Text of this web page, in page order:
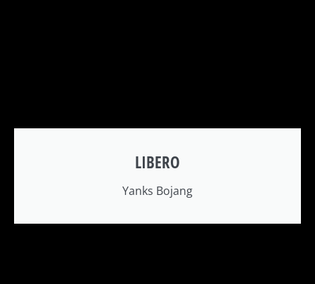
LIBERO
Yanks Bojang